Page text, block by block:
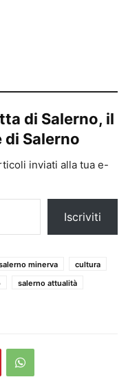
di Salerno, il
Salerno
inviati alla tua e-
Iscriviti
minerva
cultura
salerno attualità